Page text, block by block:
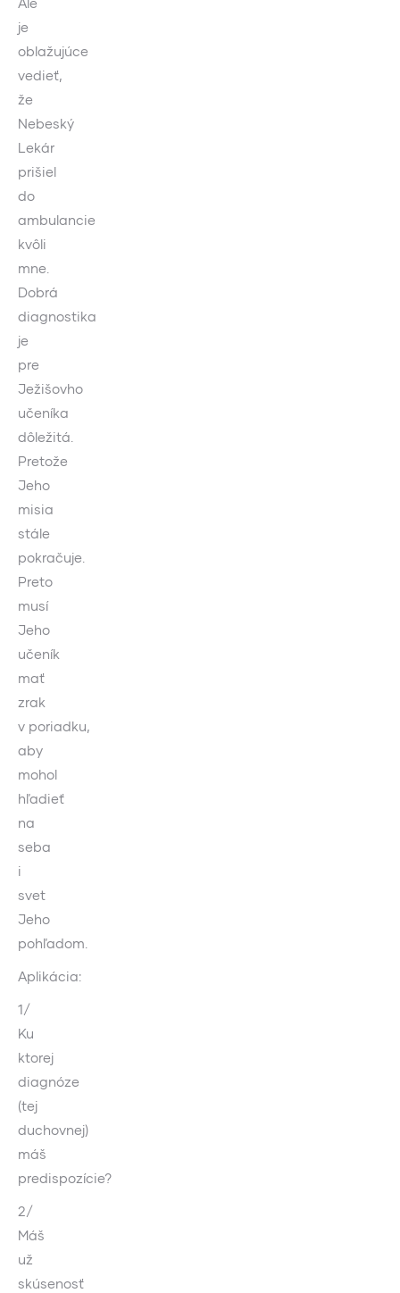
je
oblažujúce
vedieť,
že
Nebeský
Lekár
prišiel
do
ambulancie
kvôli
mne.
Dobrá
diagnostika
je
pre
Ježišovho
učeníka
dôležitá.
Pretože
Jeho
misia
stále
pokračuje.
Preto
musí
Jeho
učeník
mať
zrak
v poriadku,
aby
mohol
hľadieť
na
seba
i
svet
Jeho
pohľadom.
Aplikácia:
1/
Ku
ktorej
diagnóze
(tej
duchovnej)
máš
predispozície?
2/
Máš
už
skúsenosť